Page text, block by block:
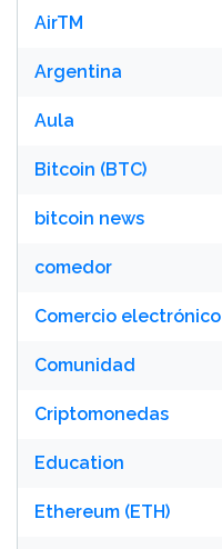
AirTM
Argentina
Aula
Bitcoin (BTC)
bitcoin news
comedor
Comercio electrónico
Comunidad
Criptomonedas
Education
Ethereum (ETH)